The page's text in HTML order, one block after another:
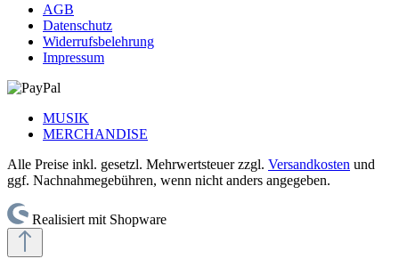
AGB
Datenschutz
Widerrufsbelehrung
Impressum
MUSIK
MERCHANDISE
Alle Preise inkl. gesetzl. Mehrwertsteuer zzgl. Versandkosten und
ggf. Nachnahmegebühren, wenn nicht anders angegeben.
Realisiert mit Shopware